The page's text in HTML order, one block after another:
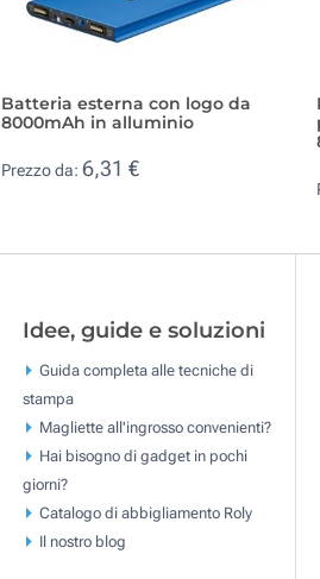
Batteria esterna con logo da
8000mAh in alluminio
Prezzo da: 6,31 €
Idee, guide e soluzioni
Guida completa alle tecniche di
stampa
Magliette all'ingrosso convenienti?
Hai bisogno di gadget in pochi
giorni?
Catalogo di abbigliamento Roly
Il nostro blog